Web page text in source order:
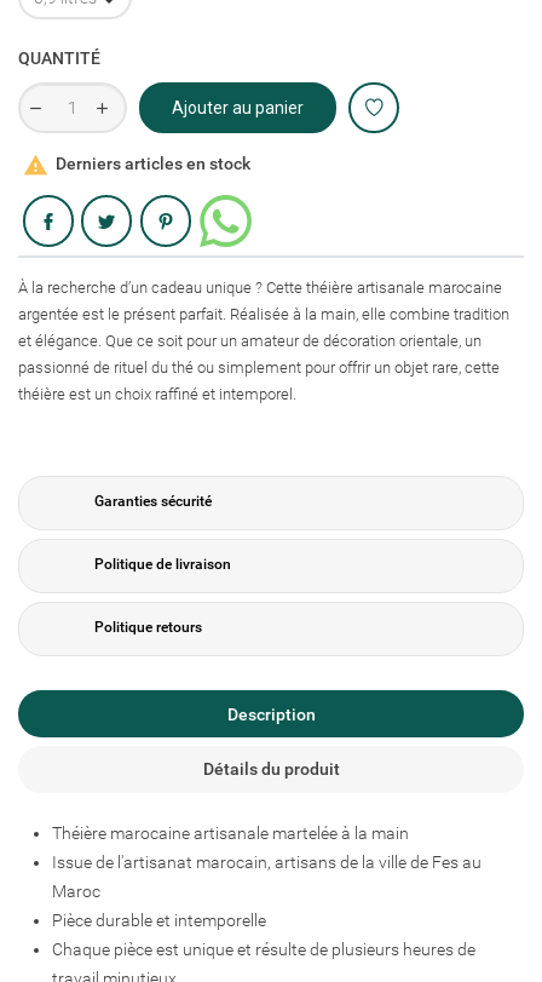
QUANTITÉ
Ajouter au panier
 Derniers articles en stock
Partager
À la recherche d’un cadeau unique ? Cette théière artisanale marocaine
argentée est le présent parfait. Réalisée à la main, elle combine tradition
et élégance. Que ce soit pour un amateur de décoration orientale, un
passionné de rituel du thé ou simplement pour offrir un objet rare, cette
théière est un choix raffiné et intemporel.
Garanties sécurité
Politique de livraison
Politique retours
Description
Détails du produit
Théière marocaine artisanale martelée à la main
Issue de l'artisanat marocain, artisans de la ville de Fes au
Maroc
Pièce durable et intemporelle
Chaque pièce est unique et résulte de plusieurs heures de
travail minutieux
Ajouter à ma liste d'envies
Créer une liste d'envies
Nom de la liste d'envies
Connexion
Vous devez être connecté pour ajouter des produits à votre liste
d'envies.